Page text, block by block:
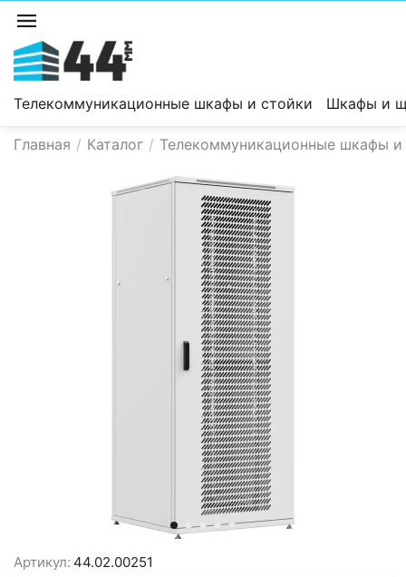
Телекоммуникационные шкафы и стойки Шкафы и
Главная / Каталог / Телекоммуникационные шкафы и
Артикул: 44.02.00251